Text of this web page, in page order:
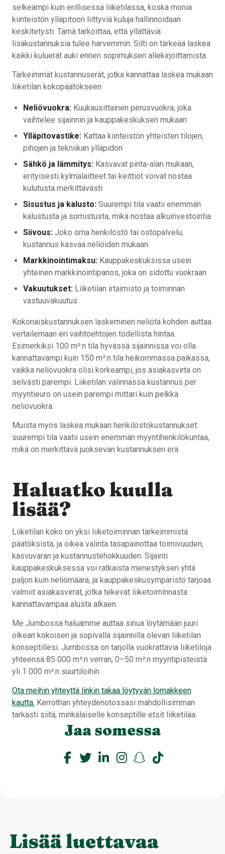
selkeämpi kuin erillisessä liiketilassa, koska monia
kiinteistön ylläpitoon liittyviä kuluja hallinnoidaan
keskitetysti. Tämä tarkoittaa, että yllättäviä
lisäkustannuksia tulee harvemmin. Silti on tärkeää laskea
kaikki kuluerät auki ennen sopimuksen allekirjoittamista.
Tärkeimmät kustannuserät, jotka kannattaa laskea mukaan
liiketilan kokopäätökseen:
Neliövuokra: Kuukausittainen perusvuokra, joka
vaihtelee sijainnin ja kauppakeskuksen mukaan
Ylläpitovastike: Kattaa kiinteistön yhteisten tilojen,
pihojen ja tekniikan ylläpidon
Sähkö ja lämmitys: Kasvavat pinta-alan mukaan,
erityisesti kylmälaitteet tai keittiöt voivat nostaa
kulutusta merkittävästi
Sisustus ja kalusto: Suurempi tila vaatii enemmän
kalustusta ja somistusta, mikä nostaa alkuinvestointia
Siivous: Joko oma henkilöstö tai ostopalvelu,
kustannus kasvaa neliöiden mukaan
Markkinointimaksu: Kauppakeskuksissa usein
yhteinen markkinointipanos, joka on sidottu vuokraan
Vakuutukset: Liiketilan irtaimisto ja toiminnan
vastuuvakuutus
Kokonaiskustannuksen laskeminen neliötä kohden auttaa
vertailemaan eri vaihtoehtojen todellista hintaa.
Esimerkiksi 100 m²:n tila hyvässä sijainnissa voi olla
kannattavampi kuin 150 m²:n tila heikommassa paikassa,
vaikka neliövuokra olisi korkeampi, jos asiakasvirta on
selvästi parempi. Liiketilan valinnassa kustannus per
myyntieuro on usein parempi mittari kuin pelkkä
neliövuokra.
Muista myös laskea mukaan henkilöstökustannukset:
suurempi tila vaatii usein enemmän myyntihenkilökuntaa,
mikä on merkittävä juoksevan kustannuksen erä.
Haluatko kuulla
lisää?
Liiketilan koko on yksi liiketoiminnan tärkeimmistä
päätöksistä, ja oikea valinta tasapainottaa toimivuuden,
kasvuvaran ja kustannustehokkuuden. Sijainti
kauppakeskuksessa voi ratkaista menestyksen yhtä
paljon kuin neliömäärä, ja kauppakeskusympäristö tarjoaa
valmiit asiakasvirrat, jotka tekevät liiketoiminnasta
kannattavampaa alusta alkaen.
Me Jumbossa haluamme auttaa sinua löytämään juuri
oikean kokoisen ja sopivalla sijainnilla olevan liiketilan
konseptillesi. Jumbossa on tarjolla vuokrattavia liiketiloja
yhteensä 85 000 m²:n verran, 0–50 m²:n myyntipisteistä
yli 1 000 m²:n suurtiloihin.
Ota meihin yhteyttä linkin takaa löytyvän lomakkeen
kautta. Kerrothan yhteydenotossasi mahdollisimman
tarkasti siitä, minkälaiselle konseptille etsit liiketilaa.
Jaa somessa
Lisää luettavaa